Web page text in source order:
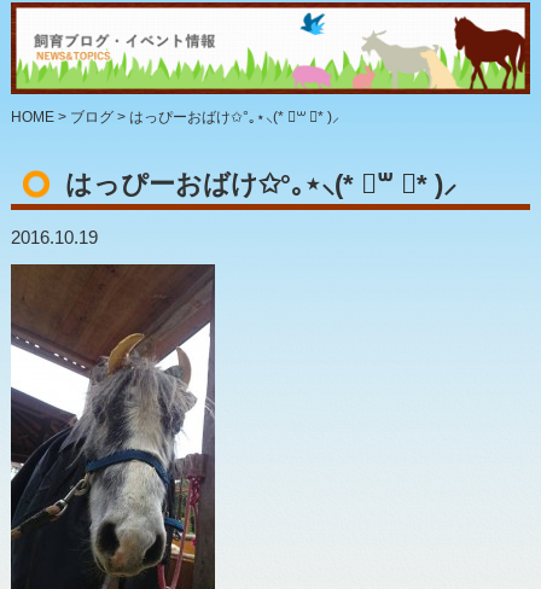
HOME ピクニカ共和国について 動物紹介 移動動物園
飲食・キャンプ 団体のお客様
HOME> ブログ> はっぴーおばけ✩°｡⋆⸜(* ॑꒳ ॑* )⸝
はっぴーおばけ✩°｡⋆⸜(* ॑꒳ ॑* )⸝
2016.10.19